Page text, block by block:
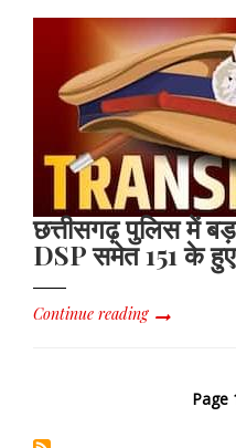
छत्तीसगढ़ पुलिस में
DSP समेत 151 के
Continue reading
Page